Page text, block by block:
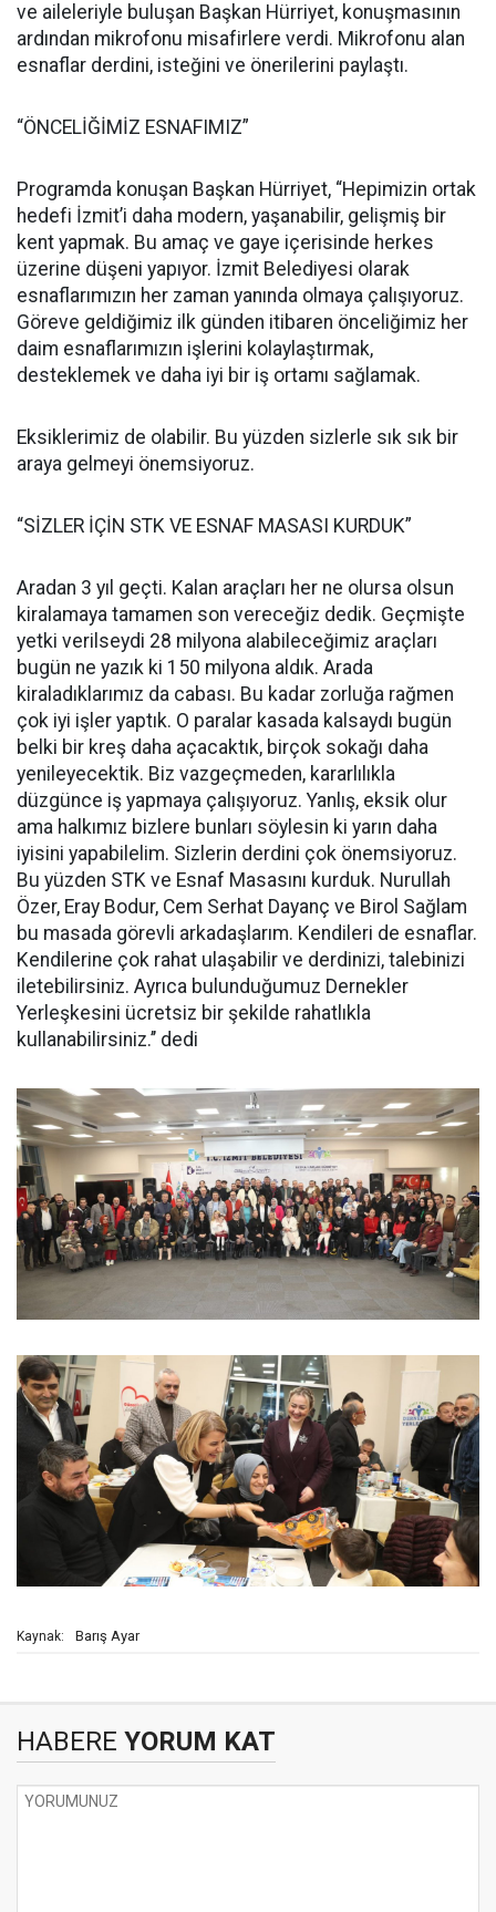
ve aileleriyle buluşan Başkan Hürriyet, konuşmasının
ardından mikrofonu misafirlere verdi. Mikrofonu alan
esnaflar derdini, isteğini ve önerilerini paylaştı.
“ÖNCELİĞİMİZ ESNAFIMIZ”
Programda konuşan Başkan Hürriyet, “Hepimizin ortak
hedefi İzmit’i daha modern, yaşanabilir, gelişmiş bir
kent yapmak. Bu amaç ve gaye içerisinde herkes
üzerine düşeni yapıyor. İzmit Belediyesi olarak
esnaflarımızın her zaman yanında olmaya çalışıyoruz.
Göreve geldiğimiz ilk günden itibaren önceliğimiz her
daim esnaflarımızın işlerini kolaylaştırmak,
desteklemek ve daha iyi bir iş ortamı sağlamak.
Eksiklerimiz de olabilir. Bu yüzden sizlerle sık sık bir
araya gelmeyi önemsiyoruz.
“SİZLER İÇİN STK VE ESNAF MASASI KURDUK”
Aradan 3 yıl geçti. Kalan araçları her ne olursa olsun
kiralamaya tamamen son vereceğiz dedik. Geçmişte
yetki verilseydi 28 milyona alabileceğimiz araçları
bugün ne yazık ki 150 milyona aldık. Arada
kiraladıklarımız da cabası. Bu kadar zorluğa rağmen
çok iyi işler yaptık. O paralar kasada kalsaydı bugün
belki bir kreş daha açacaktık, birçok sokağı daha
yenileyecektik. Biz vazgeçmeden, kararlılıkla
düzgünce iş yapmaya çalışıyoruz. Yanlış, eksik olur
ama halkımız bizlere bunları söylesin ki yarın daha
iyisini yapabilelim. Sizlerin derdini çok önemsiyoruz.
Bu yüzden STK ve Esnaf Masasını kurduk. Nurullah
Özer, Eray Bodur, Cem Serhat Dayanç ve Birol Sağlam
bu masada görevli arkadaşlarım. Kendileri de esnaflar.
Kendilerine çok rahat ulaşabilir ve derdinizi, talebinizi
iletebilirsiniz. Ayrıca bulunduğumuz Dernekler
Yerleşkesini ücretsiz bir şekilde rahatlıkla
kullanabilirsiniz.’’ dedi
Kaynak: Barış Ayar
HABERE YORUM KAT